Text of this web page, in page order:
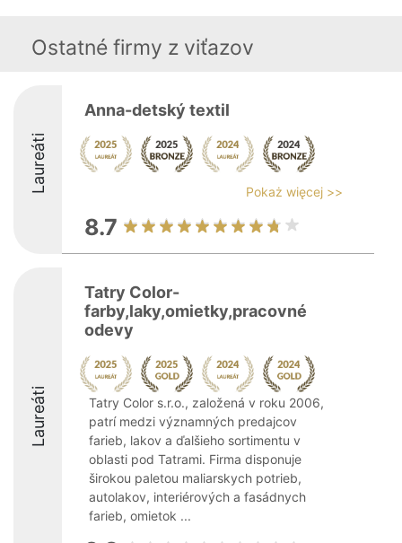
Ostatné firmy z viťazov
Laureáti
Anna-detský textil
Pokaż więcej >>
8.7
Laureáti
Tatry Color-
farby,laky,omietky,pracovné
odevy
Tatry Color s.r.o., založená v roku 2006,
patrí medzi významných predajcov
farieb, lakov a ďalšieho sortimentu v
oblasti pod Tatrami. Firma disponuje
širokou paletou maliarskych potrieb,
autolakov, interiérových a fasádnych
farieb, omietok ...